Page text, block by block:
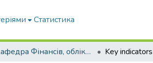
Статистика
Кафедра Фінансів, обліку і оподаткування